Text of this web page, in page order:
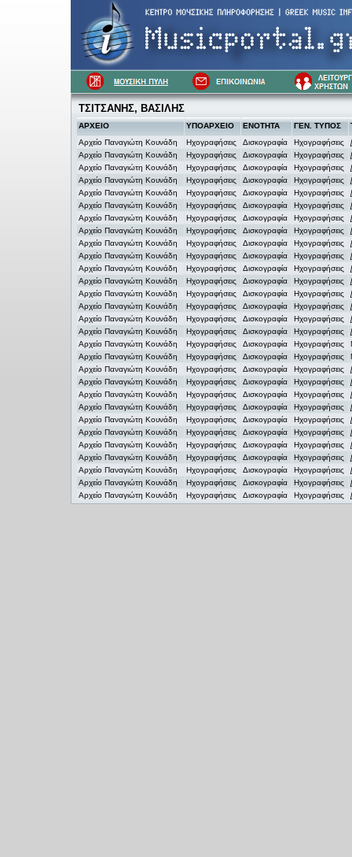
ΤΣΙΤΣΑΝΗΣ, ΒΑΣΙΛΗΣ
ΑΡΧΕΙΟ ΥΠΟΑΡΧΕΙΟ ΕΝΟΤΗΤΑ ΓΕΝ. ΤΥΠΟΣ
Αρχείο Παναγιώτη Κουνάδη
Ηχογραφήσεις Δισκογραφία Ηχογραφήσεις
Αρχείο Παναγιώτη Κουνάδη
Ηχογραφήσεις Δισκογραφία Ηχογραφήσεις
Αρχείο Παναγιώτη Κουνάδη
Ηχογραφήσεις Δισκογραφία Ηχογραφήσεις
Αρχείο Παναγιώτη Κουνάδη
Ηχογραφήσεις Δισκογραφία Ηχογραφήσεις
Αρχείο Παναγιώτη Κουνάδη
Ηχογραφήσεις Δισκογραφία Ηχογραφήσεις
Αρχείο Παναγιώτη Κουνάδη
Ηχογραφήσεις Δισκογραφία Ηχογραφήσεις
Αρχείο Παναγιώτη Κουνάδη
Ηχογραφήσεις Δισκογραφία Ηχογραφήσεις
Αρχείο Παναγιώτη Κουνάδη
Ηχογραφήσεις Δισκογραφία Ηχογραφήσεις
Αρχείο Παναγιώτη Κουνάδη
Ηχογραφήσεις Δισκογραφία Ηχογραφήσεις
Αρχείο Παναγιώτη Κουνάδη
Ηχογραφήσεις Δισκογραφία Ηχογραφήσεις
Αρχείο Παναγιώτη Κουνάδη
Ηχογραφήσεις Δισκογραφία Ηχογραφήσεις
Αρχείο Παναγιώτη Κουνάδη
Ηχογραφήσεις Δισκογραφία Ηχογραφήσεις
Αρχείο Παναγιώτη Κουνάδη
Ηχογραφήσεις Δισκογραφία Ηχογραφήσεις
Αρχείο Παναγιώτη Κουνάδη
Ηχογραφήσεις Δισκογραφία Ηχογραφήσεις
Αρχείο Παναγιώτη Κουνάδη
Ηχογραφήσεις Δισκογραφία Ηχογραφήσεις
Αρχείο Παναγιώτη Κουνάδη
Ηχογραφήσεις Δισκογραφία Ηχογραφήσεις
Αρχείο Παναγιώτη Κουνάδη
Ηχογραφήσεις Δισκογραφία Ηχογραφήσεις
Αρχείο Παναγιώτη Κουνάδη
Ηχογραφήσεις Δισκογραφία Ηχογραφήσεις
Αρχείο Παναγιώτη Κουνάδη
Ηχογραφήσεις Δισκογραφία Ηχογραφήσεις
Αρχείο Παναγιώτη Κουνάδη
Ηχογραφήσεις Δισκογραφία Ηχογραφήσεις
Αρχείο Παναγιώτη Κουνάδη
Ηχογραφήσεις Δισκογραφία Ηχογραφήσεις
Αρχείο Παναγιώτη Κουνάδη
Ηχογραφήσεις Δισκογραφία Ηχογραφήσεις
Αρχείο Παναγιώτη Κουνάδη
Ηχογραφήσεις Δισκογραφία Ηχογραφήσεις
Αρχείο Παναγιώτη Κουνάδη
Ηχογραφήσεις Δισκογραφία Ηχογραφήσεις
Αρχείο Παναγιώτη Κουνάδη
Ηχογραφήσεις Δισκογραφία Ηχογραφήσεις
Αρχείο Παναγιώτη Κουνάδη
Ηχογραφήσεις Δισκογραφία Ηχογραφήσεις
Αρχείο Παναγιώτη Κουνάδη
Ηχογραφήσεις Δισκογραφία Ηχογραφήσεις
Αρχείο Παναγιώτη Κουνάδη
Ηχογραφήσεις Δισκογραφία Ηχογραφήσεις
Αρχείο Παναγιώτη Κουνάδη
Ηχογραφήσεις Δισκογραφία Ηχογραφήσεις